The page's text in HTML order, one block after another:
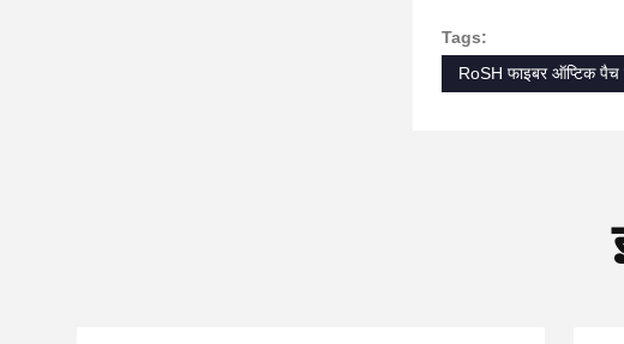
Tags:
RoSH फाइबर ऑप्टिक पैच